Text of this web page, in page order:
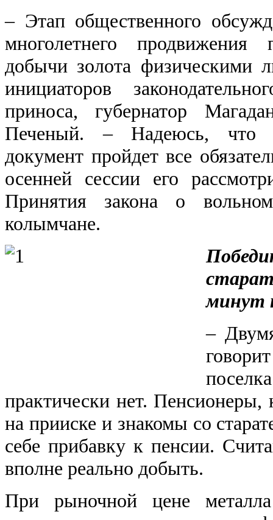
‒ Этап общественного
многолетнего продвижения
добычи золота физическими
инициаторов
приноса, губернатор
Печеный. ‒ Надеюсь, что
документ пройдет все
осенней сессии его
Принятия закона о
колымчане.
минут
‒
практически нет. Пенсионеры,
на прииске и знакомы со
себе прибавку к пенсии.
вполне реально добыть.
При рыночной цене